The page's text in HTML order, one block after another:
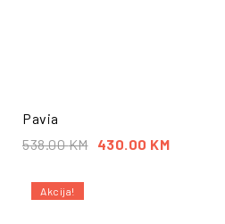
Pavia
538.00KM 430.00 KM
Akcija!